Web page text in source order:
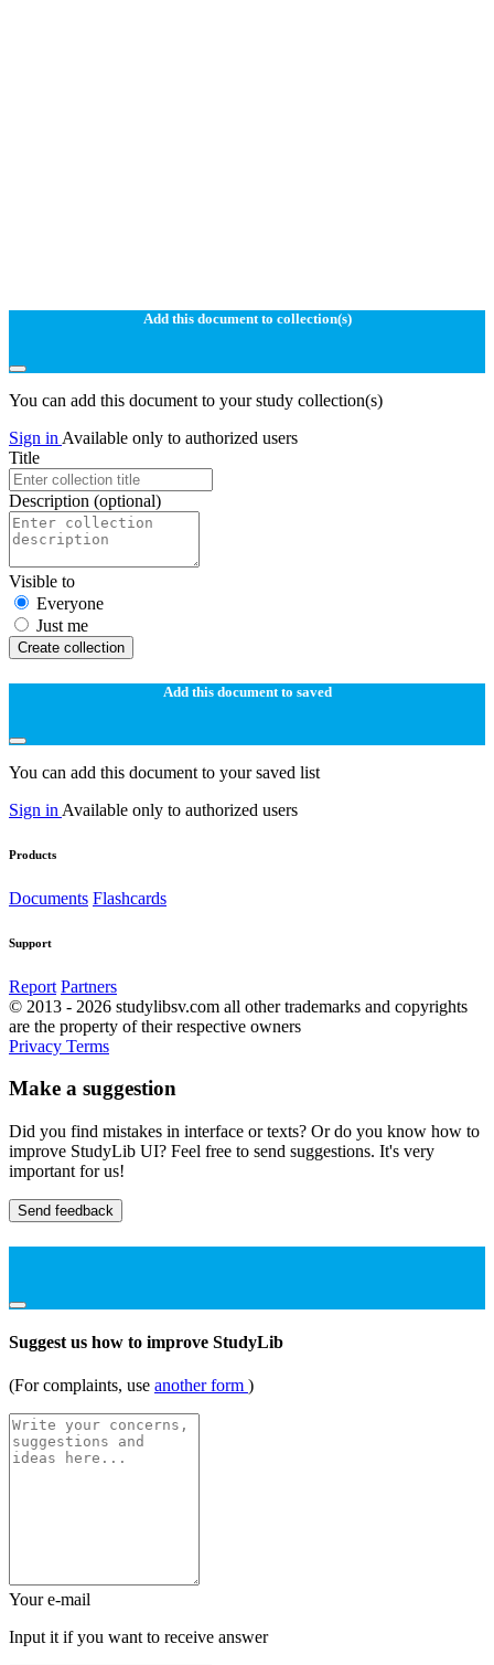
Add this document to collection(s)
You can add this document to your study collection(s)
Sign in Available only to authorized users
Title
Description (optional)
Visible to
Everyone
Just me
Create collection
Add this document to saved
You can add this document to your saved list
Sign in Available only to authorized users
Products
Documents Flashcards
Support
Report Partners
© 2013 - 2026 studylibsv.com all other trademarks and copyrights
are the property of their respective owners
Privacy Terms
Make a suggestion
Did you find mistakes in interface or texts? Or do you know how to
improve StudyLib UI? Feel free to send suggestions. It's very
important for us!
Send feedback
Suggest us how to improve StudyLib
(For complaints, use another form )
Your e-mail
Input it if you want to receive answer